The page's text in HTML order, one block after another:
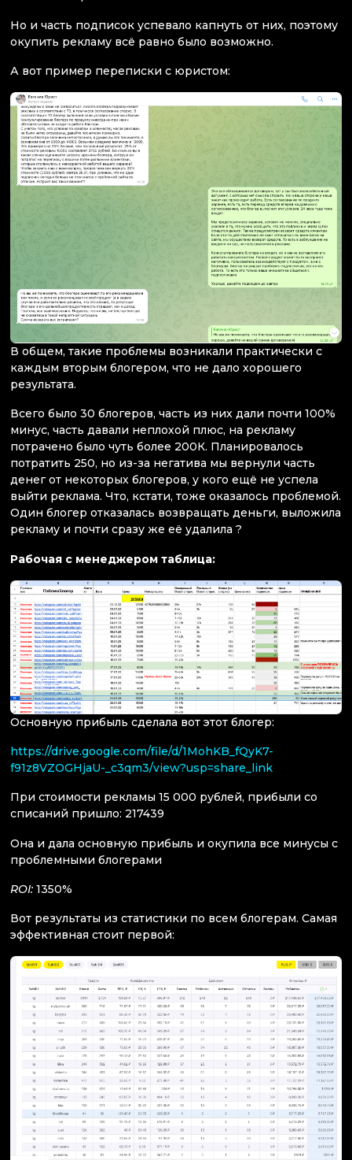
Но и часть подписок успевало капнуть от них, поэтому
окупить рекламу всё равно было возможно.
А вот пример переписки с юристом:
В общем, такие проблемы возникали практически с
каждым вторым блогером, что не дало хорошего
результата.
Всего было 30 блогеров, часть из них дали почти 100%
минус, часть давали неплохой плюс, на рекламу
потрачено было чуть более 200К. Планировалось
потратить 250, но из-за негатива мы вернули часть
денег от некоторых блогеров, у кого ещё не успела
выйти реклама. Что, кстати, тоже оказалось проблемой.
Один блогер отказалась возвращать деньги, выложила
рекламу и почти сразу же её удалила ?
Рабочая с менеджером таблица:
Основную прибыль сделала вот этот блогер:
https://drive.google.com/file/d/1MohKB_fQyK7-
f91z8VZOGHjaU-_c3qm3/view?usp=share_link
При стоимости рекламы 15 000 рублей, прибыли со
списаний пришло: 217439
Она и дала основную прибыль и окупила все минусы с
проблемными блогерами
ROI: 1350%
Вот результаты из статистики по всем блогерам. Самая
эффективная стоит первой: